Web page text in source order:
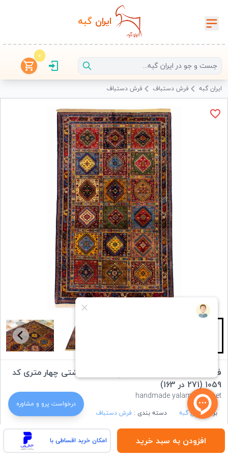
ایران‌گبه
0
ایران گبه فرش دستباف فرش دستباف
فرش دستباف قشقایی یلمه چهار متری خشتی چهار متری کد
1059 (271 در 163)
handmade yalameh carpet
برند :ایران گبه دسته بندی : فرش دستباف
ویژگی های کالا:
درخواست‌ پرو و مشاوره
افزودن به سبد خرید امکان خرید اقساطی با